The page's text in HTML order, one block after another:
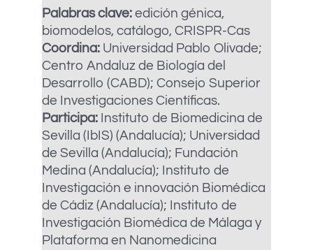
Palabras clave: edición génica,
biomodelos, catálogo, CRISPR-Cas
Coordina: Universidad Pablo Olivade;
Centro Andaluz de Biología del
Desarrollo (CABD); Consejo Superior
de Investigaciones Científicas.
Participa: Instituto de Biomedicina de
Sevilla (IbIS) (Andalucía); Universidad
de Sevilla (Andalucía); Fundación
Medina (Andalucía); Instituto de
Investigación e innovación Biomédica
de Cádiz (Andalucía); Instituto de
Investigación Biomédica de Málaga y
Plataforma en Nanomedicina